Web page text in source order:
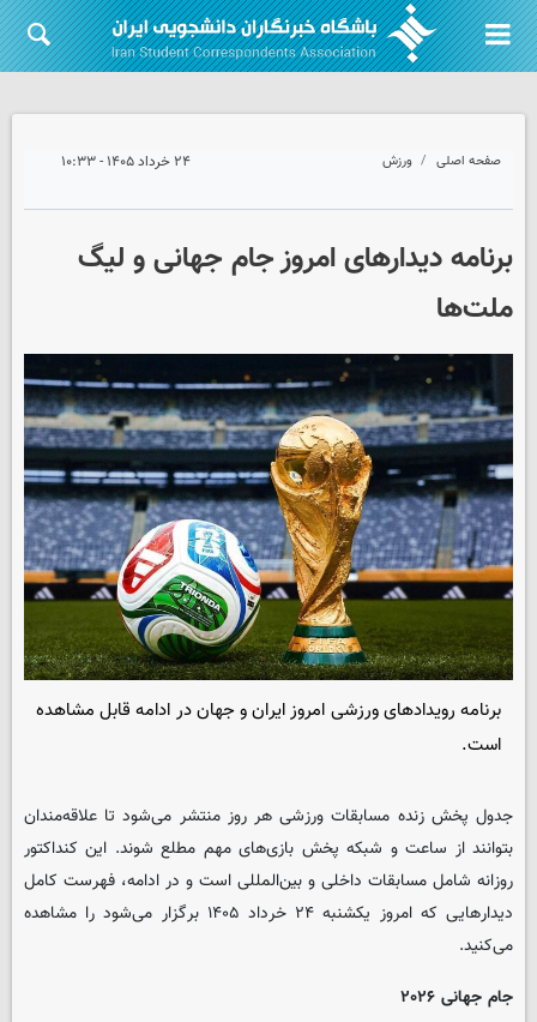
صفحه اصلی ورزش ۲۴ خرداد ۱۴۰۵ - ۱۰:۳۳
برنامه دیدارهای امروز جام جهانی و لیگ
ملت‌ها
برنامه رویدادهای ورزشی امروز ایران و جهان در ادامه قابل مشاهده
است.
جدول پخش زنده مسابقات ورزشی هر روز منتشر می‌شود تا علاقه‌مندان
بتوانند از ساعت و شبکه پخش بازی‌های مهم مطلع شوند. این کنداکتور
روزانه شامل مسابقات داخلی و بین‌المللی است و در ادامه، فهرست کامل
دیدارهایی که امروز یکشنبه ۲۴ خرداد ۱۴۰۵ برگزار می‌شود را مشاهده
می‌کنید.
جام جهانی ۲۰۲۶